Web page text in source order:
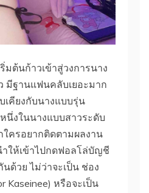
ริ่มต้นก้าวเข้าสู่วงการนาง
มีฐานแฟนคลับเยอะมาก
เคียงกับนางแบบรุ่น
นึ่งในนางแบบสาวระดับ
ใครอยากติดตามผลงาน
ำให้เข้าไปกดฟอลโล่บัญชี
นด้วย ไม่ว่าจะเป็น ช่อง
Kaseinee) หรือจะเป็น